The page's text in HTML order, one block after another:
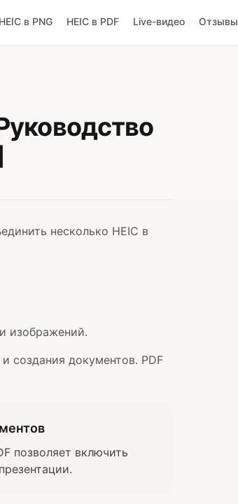
HEIC в PNG HEIC в PDF Live-видео Отзывы
несколько HEIC в
изображений.
создания документов. PDF
позволяет включить